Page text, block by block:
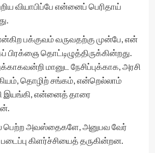
வியாபிப்பே என்னைப் பெரிதாய்
பக்குவம் வருவதற்கு முன்பே, என்
தொட்டிழுத்திருக்கின்றது.
மானுட நேசிப்புக்காக, அரசி
தொழிற் சங்கம், என்றெல்லாம்
இயங்கி, என்னைத் தாரை
பெற்ற அவஸ்தைகளே, அனுபவ வேர்
கிளர்ச்சியைத் தருகின்றன.